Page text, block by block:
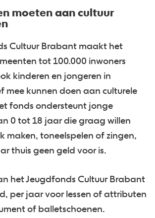
moeten aan cultuur
Cultuur Brabant maakt het
tot 100.000 inwoners
kinderen en jongeren in
mee kunnen doen aan culturele
fonds ondersteunt jonge
0 tot 18 jaar die graag willen
maken, toneelspelen of zingen,
thuis geen geld voor is.
het Jeugdfonds Cultuur Brabant
per jaar voor lessen of attributen
of balletschoenen.